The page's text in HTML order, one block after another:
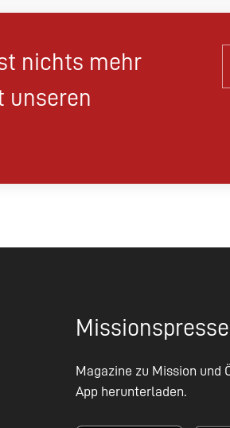
nichts mehr
unseren
Magazine zu Mission und
App herunterladen.